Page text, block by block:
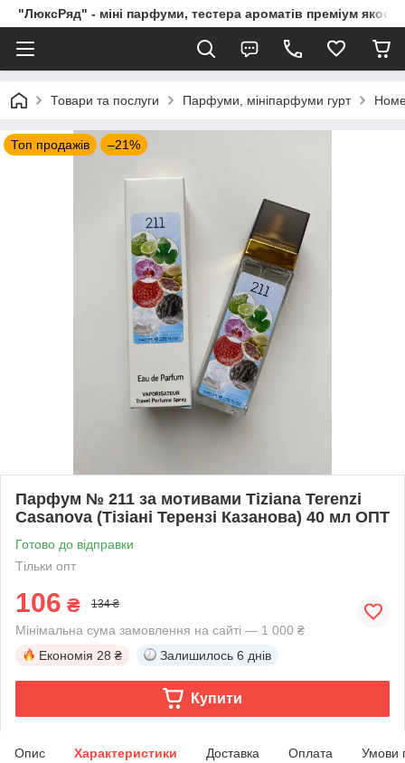
"ЛюксРяд" - міні парфуми, тестера ароматів преміум
Товари та послуги Парфуми, мініпарфуми гурт
Топ продажів –21%
Парфум № 211 за мотивами Tiziana Terenzi
Casanova (Тізіані Терензі Казанова) 40 мл ОПТ
Готово до відправки
Тільки опт
106 ₴ 134 ₴
Мінімальна сума замовлення на сайті — 1 000 ₴
Економія 28 ₴ Залишилось 6 днів
Купити
Опис Характеристики Доставка Оплата Умови